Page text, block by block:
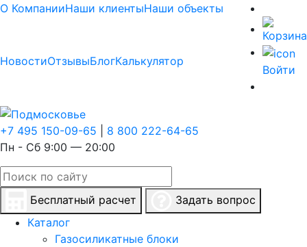
О КомпанииНаши клиентыНаши объекты
НовостиОтзывыБлогКалькулятор
Войти
+7 495 150-09-65
8 800 222-64-65
Пн - Сб 9:00 — 20:00
Бесплатный расчет
Задать вопрос
Каталог
Газосиликатные блоки